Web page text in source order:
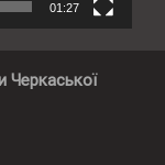
01:27
Черкаської